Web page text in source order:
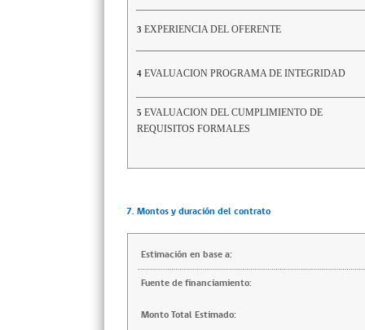
3 EXPERIENCIA DEL OFERENTE
4 EVALUACION PROGRAMA DE INTEGRIDAD
5 EVALUACION DEL CUMPLIMIENTO DE
REQUISITOS FORMALES
7. Montos y duración del contrato
Estimación en base a:
Fuente de financiamiento:
Monto Total Estimado: